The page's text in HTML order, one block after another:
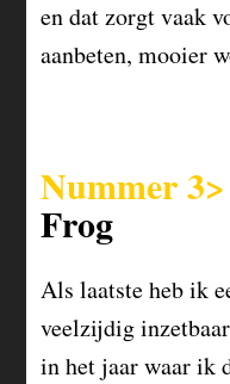
en dat zorgt vaak
aanbeten, mooier
Nummer 3>
Frog
Als laatste heb ik
veelzijdig
in het jaar waar ik